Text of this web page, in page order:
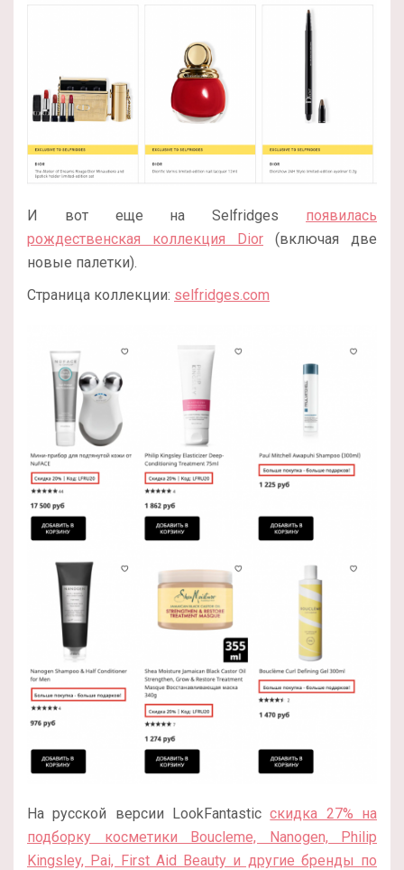
И вот еще на Selfridges появилась
рождественская коллекция Dior (включая две
новые палетки).
Страница коллекции: selfridges.com
На русской версии LookFantasticскидка 27% на
подборку косметики Boucleme, Nanogen, Philip
Kingsley, Pai, First Aid Beauty и другие бренды по